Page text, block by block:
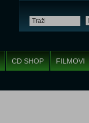
CD SHOP FILMOVI